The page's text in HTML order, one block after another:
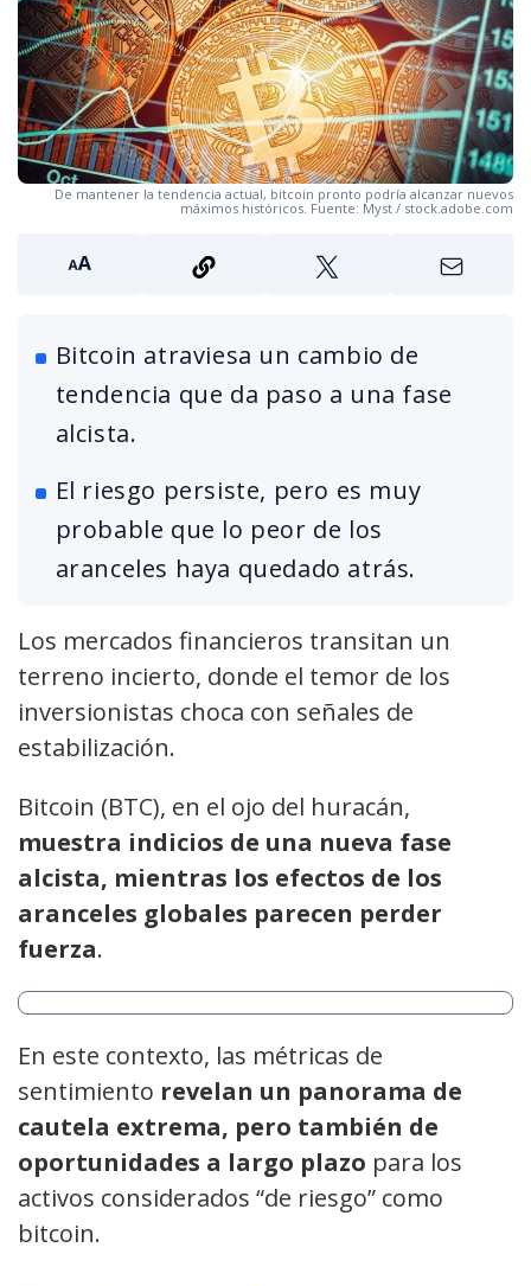
De mantener la tendencia actual, bitcoin pronto podría alcanzar nuevos
máximos históricos. Fuente: Myst / stock.adobe.com
Bitcoin atraviesa un cambio de
tendencia que da paso a una fase
alcista.
El riesgo persiste, pero es muy
probable que lo peor de los
aranceles haya quedado atrás.
Los mercados financieros transitan un
terreno incierto, donde el temor de los
inversionistas choca con señales de
estabilización.
Bitcoin (BTC), en el ojo del huracán,
muestra indicios de una nueva fase
alcista, mientras los efectos de los
aranceles globales parecen perder
fuerza.
En este contexto, las métricas de
sentimiento revelan un panorama de
cautela extrema, pero también de
oportunidades a largo plazo para los
activos considerados “de riesgo” como
bitcoin.